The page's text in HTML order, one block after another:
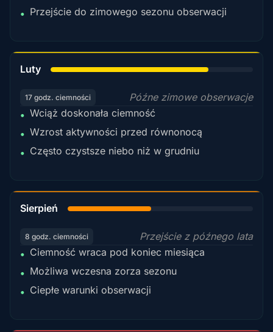
• Przejście do zimowego sezonu obserwacji
Luty
17 godz. ciemności
Późne zimowe obserwacje
• Wciąż doskonała ciemność
• Wzrost aktywności przed równonocą
• Często czystsze niebo niż w grudniu
Sierpień
8 godz. ciemności
Przejście z późnego lata
• Ciemność wraca pod koniec miesiąca
• Możliwa wczesna zorza sezonu
• Ciepłe warunki obserwacji